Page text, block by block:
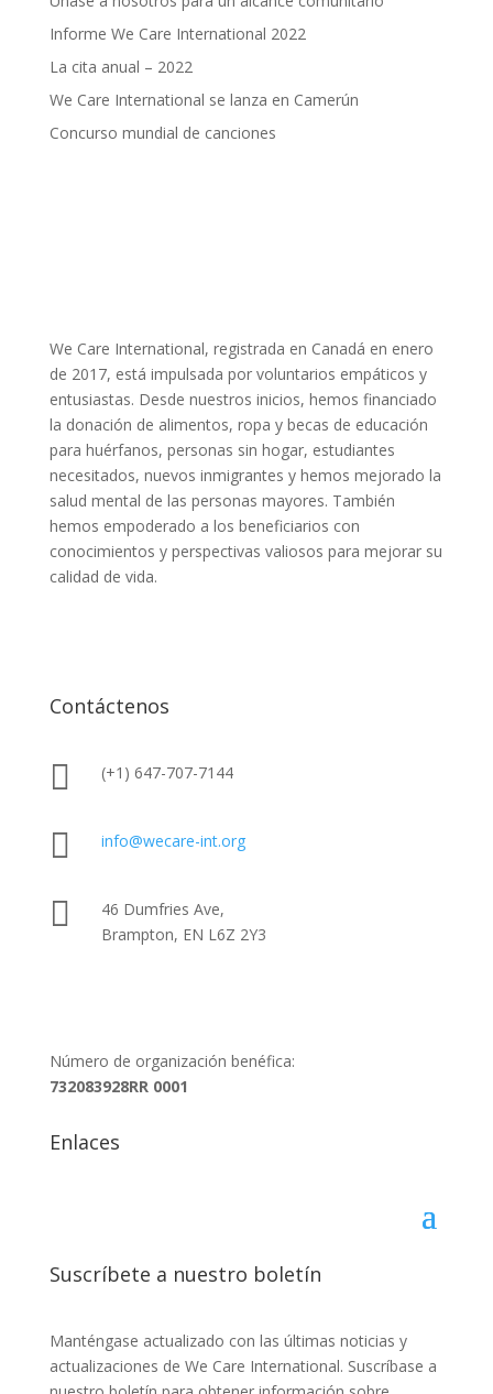
Informe We Care International 2022
La cita anual – 2022
We Care International se lanza en Camerún
Concurso mundial de canciones
We Care International, registrada en Canadá en enero
de 2017, está impulsada por voluntarios empáticos y
entusiastas. Desde nuestros inicios, hemos financiado
la donación de alimentos, ropa y becas de educación
para huérfanos, personas sin hogar, estudiantes
necesitados, nuevos inmigrantes y hemos mejorado la
salud mental de las personas mayores. También
hemos empoderado a los beneficiarios con
conocimientos y perspectivas valiosos para mejorar su
calidad de vida.
Contáctenos
 (+1) 647-707-7144
 info@wecare-int.org

46 Dumfries Ave,
Brampton, EN L6Z 2Y3
Número de organización benéfica:
732083928RR 0001
Enlaces
Suscríbete a nuestro boletín
Manténgase actualizado con las últimas noticias y
actualizaciones de We Care International. Suscríbase a